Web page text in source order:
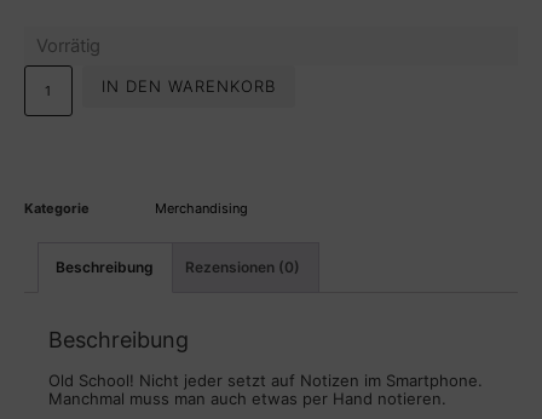
Vorrätig
IN DEN WARENKORB
Kategorie Merchandising
Beschreibung Rezensionen (0)
Beschreibung
Old School! Nicht jeder setzt auf Notizen im Smartphone.
Manchmal muss man auch etwas per Hand notieren.